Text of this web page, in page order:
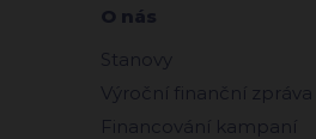
O nás
Stanovy
Výroční finanční zpráva
Financování kampaní